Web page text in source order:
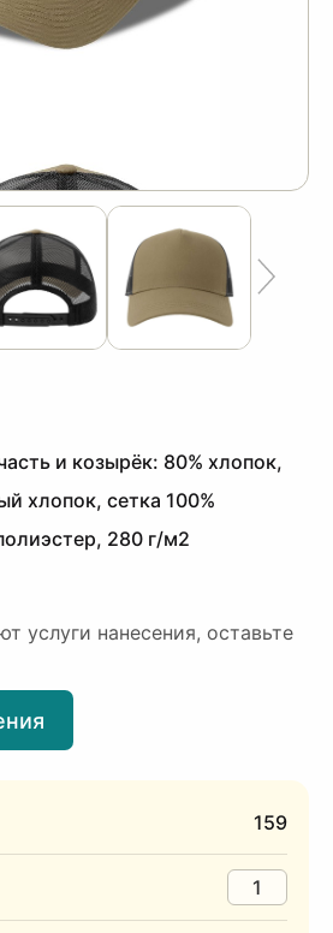
и козырёк: 80% хлопок,
хлопок, сетка 100%
280 г/м2
услуги нанесения, оставьте
159